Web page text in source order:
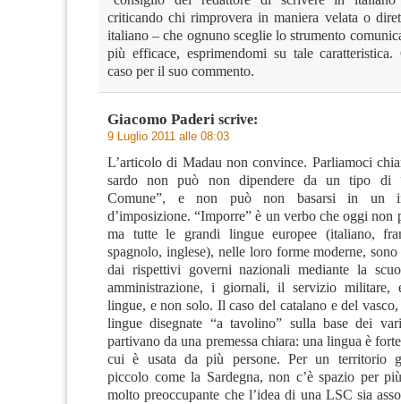
criticando chi rimprovera in maniera velata o
italiano – che ognuno sceglie lo strumento
più efficace, esprimendomi su tale
caso per il suo commento.
Giacomo Paderi scrive:
9 Luglio 2011 alle 08:03
L’articolo di Madau non convince. Parliamoci
sardo non può non dipendere da un tipo di
Comune”, e non può non basarsi in un
d’imposizione. “Imporre” è un verbo che oggi non
ma tutte le grandi lingue europee (italiano,
spagnolo, inglese), nelle loro forme moderne, sono
dai rispettivi governi nazionali mediante la
amministrazione, i giornali, il servizio militare,
lingue, e non solo. Il caso del catalano e del
lingue disegnate “a tavolino” sulla base dei
partivano da una premessa chiara: una lingua è
cui è usata da più persone. Per un territorio
piccolo come la Sardegna, non c’è spazio per
molto preoccupante che l’idea di una LSC sia